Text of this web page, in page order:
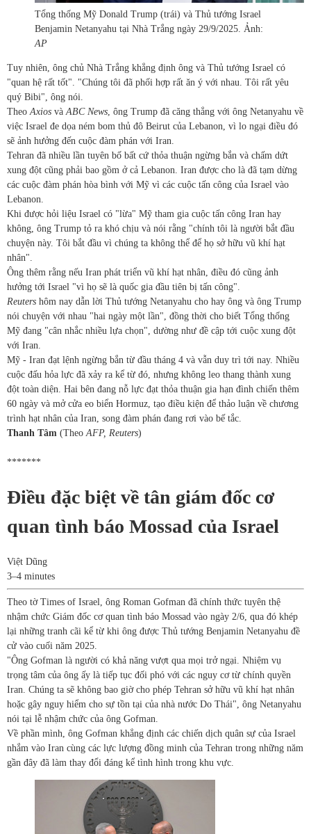
Tổng thống Mỹ Donald Trump (trái) và Thủ tướng Israel
Benjamin Netanyahu tại Nhà Trắng ngày 29/9/2025. Ảnh:
AP
Tuy nhiên, ông chủ Nhà Trắng khẳng định ông và Thủ tướng Israel có
"quan hệ rất tốt". "Chúng tôi đã phối hợp rất ăn ý với nhau. Tôi rất yêu
quý Bibi", ông nói.
TheoAxios vàABC News, ông Trump đã căng thẳng với ông Netanyahu về
việc Israel đe dọa ném bom thủ đô Beirut của Lebanon, vì lo ngại điều đó
sẽ ảnh hưởng đến cuộc đàm phán với Iran.
Tehran đã nhiều lần tuyên bố bất cứ thỏa thuận ngừng bắn và chấm dứt
xung đột cũng phải bao gồm ở cả Lebanon. Iran được cho là đã tạm dừng
các cuộc đàm phán hòa bình với Mỹ vì các cuộc tấn công của Israel vào
Lebanon.
Khi được hỏi liệu Israel có "lừa" Mỹ tham gia cuộc tấn công Iran hay
không, ông Trump tỏ ra khó chịu và nói rằng "chính tôi là người bắt đầu
chuyện này. Tôi bắt đầu vì chúng ta không thể để họ sở hữu vũ khí hạt
nhân".
Ông thêm rằng nếu Iran phát triển vũ khí hạt nhân, điều đó cũng ảnh
hưởng tới Israel "vì họ sẽ là quốc gia đầu tiên bị tấn công".
Reuters hôm nay dẫn lời Thủ tướng Netanyahu cho hay ông và ông Trump
nói chuyện với nhau "hai ngày một lần", đồng thời cho biết Tổng thống
Mỹ đang "cân nhắc nhiều lựa chọn", dường như đề cập tới cuộc xung đột
với Iran.
Mỹ - Iran đạt lệnh ngừng bắn từ đầu tháng 4 và vẫn duy trì tới nay. Nhiều
cuộc đấu hỏa lực đã xảy ra kể từ đó, nhưng không leo thang thành xung
đột toàn diện. Hai bên đang nỗ lực đạt thỏa thuận gia hạn đình chiến thêm
60 ngày và mở cửa eo biển Hormuz, tạo điều kiện để thảo luận về chương
trình hạt nhân của Iran, song đàm phán đang rơi vào bế tắc.
Thanh Tâm (TheoAFP, Reuters)
*******
Điều đặc biệt về tân giám đốc cơ
quan tình báo Mossad của Israel
Việt Dũng
3–4 minutes
Theo tờ Times of Israel, ông Roman Gofman đã chính thức tuyên thệ
nhậm chức Giám đốc cơ quan tình báo Mossad vào ngày 2/6, qua đó khép
lại những tranh cãi kể từ khi ông được Thủ tướng Benjamin Netanyahu đề
cử vào cuối năm 2025.
"Ông Gofman là người có khả năng vượt qua mọi trở ngại. Nhiệm vụ
trọng tâm của ông ấy là tiếp tục đối phó với các nguy cơ từ chính quyền
Iran. Chúng ta sẽ không bao giờ cho phép Tehran sở hữu vũ khí hạt nhân
hoặc gây nguy hiểm cho sự tồn tại của nhà nước Do Thái", ông Netanyahu
nói tại lễ nhậm chức của ông Gofman.
Về phần mình, ông Gofman khẳng định các chiến dịch quân sự của Israel
nhắm vào Iran cùng các lực lượng đồng minh của Tehran trong những năm
gần đây đã làm thay đổi đáng kể tình hình trong khu vực.